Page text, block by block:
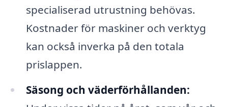
specialiserad utrustning behövas.
Kostnader för maskiner och verktyg
kan också inverka på den totala
prislappen.
Säsong och väderförhållanden: